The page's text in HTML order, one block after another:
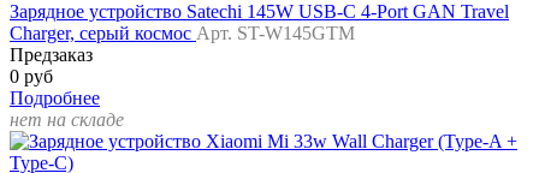
Зарядное устройство Satechi 145W USB-C 4-Port GAN Travel
Charger, серый космос Арт. ST-W145GTM
Предзаказ
0 руб
Подробнее
нет на складе